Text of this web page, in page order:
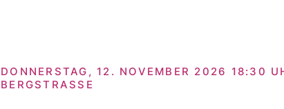
DONNERSTAG, 12. NOVEMBER 2026 18:30
BERGSTRASSE